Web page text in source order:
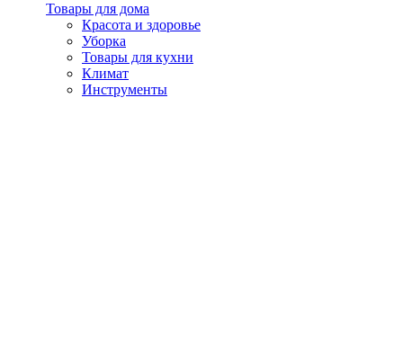
Товары для дома
Красота и здоровье
Уборка
Товары для кухни
Климат
Инструменты